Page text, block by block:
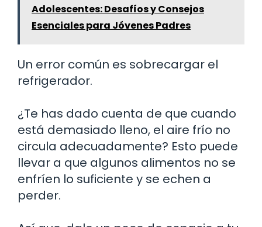
Adolescentes: Desafíos y Consejos
Esenciales para Jóvenes Padres
Un error común es sobrecargar el
refrigerador.
¿Te has dado cuenta de que cuando
está demasiado lleno, el aire frío no
circula adecuadamente? Esto puede
llevar a que algunos alimentos no se
enfríen lo suficiente y se echen a
perder.